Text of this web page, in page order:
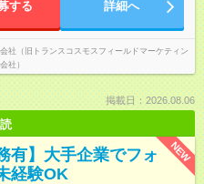
する 詳細へ
社（旧トランスコスモスフィールドマーケティン
社）
掲載日：2026.08.06
NEW
有】大手企業でフォ
経験OK